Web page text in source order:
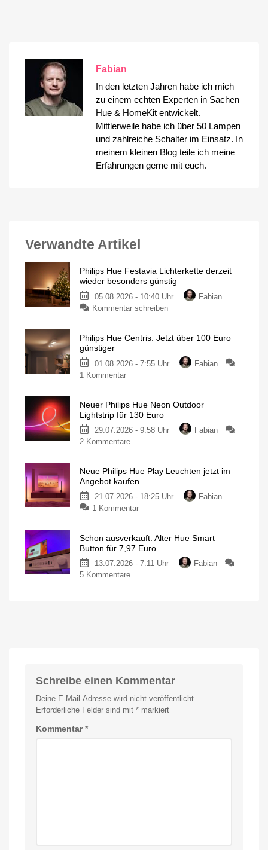
Fabian
In den letzten Jahren habe ich mich
zu einem echten Experten in Sachen
Hue & HomeKit entwickelt.
Mittlerweile habe ich über 50 Lampen
und zahlreiche Schalter im Einsatz. In
meinem kleinen Blog teile ich meine
Erfahrungen gerne mit euch.
Verwandte Artikel
Philips Hue Festavia Lichterkette derzeit
wieder besonders günstig
05.08.2026 - 10:40 Uhr
Fabian
Kommentar schreibenzu
Festavia
derzeit
LEDs
Philips Hue Centris: Jetzt über 100 Euro
günstiger
01.08.2026 - 7:55 Uhr
Fabian
1 Kommentarzu
Centris:
Jetzt
über
100
Individuelle
Deckenleuchte
mit
Lumen
Neuer Philips Hue Neon Outdoor
Lightstrip für 130 Euro
29.07.2026 - 9:58 Uhr
Fabian
2 Kommentarezu
Hue
Neon
Outdoor
Lightstrip
Euro
Ausgestattet
Gradient-
Neue Philips Hue Play Leuchten jetzt im
Angebot kaufen
21.07.2026 - 18:25 Uhr
Fabian
1 Kommentarzu
Hue
Play
Leuchten
Schon ausverkauft: Alter Hue Smart
Button für 7,97 Euro
13.07.2026 - 7:11 Uhr
Fabian
5 Kommentarezu
Euro
Neue
deutlich
Schreibe einen Kommentar
Deine E-Mail-Adresse wird nicht veröffentlicht.
Erforderliche Felder sind mit * markiert
Kommentar*